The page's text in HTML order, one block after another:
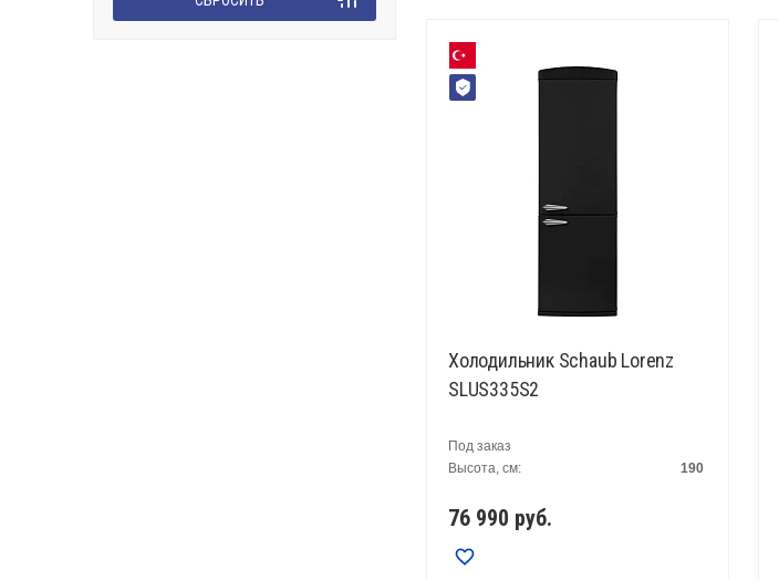
Холодильник Schaub Lorenz
SLUS335S2
Под заказ
Высота, см:
190
76 990 руб.